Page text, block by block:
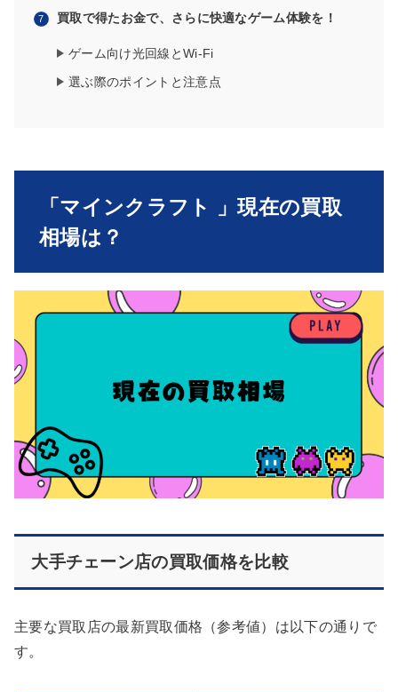
買取で得たお金で、さらに快適なゲーム体験を！
ゲーム向け光回線とWi-Fi
選ぶ際のポイントと注意点
「マインクラフト 」現在の買取
相場は？
大手チェーン店の買取価格を比較
主要な買取店の最新買取価格（参考値）は以下の通りで
す。